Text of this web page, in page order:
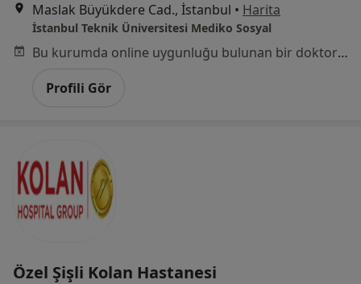
Maslak Büyükdere Cad., İstanbul • Harita
İstanbul Teknik Üniversitesi Mediko Sosyal
Bu kurumda online uygunluğu bulunan bir doktor veya uzman bulunamadı
Profili Gör
Özel Şişli Kolan Hastanesi